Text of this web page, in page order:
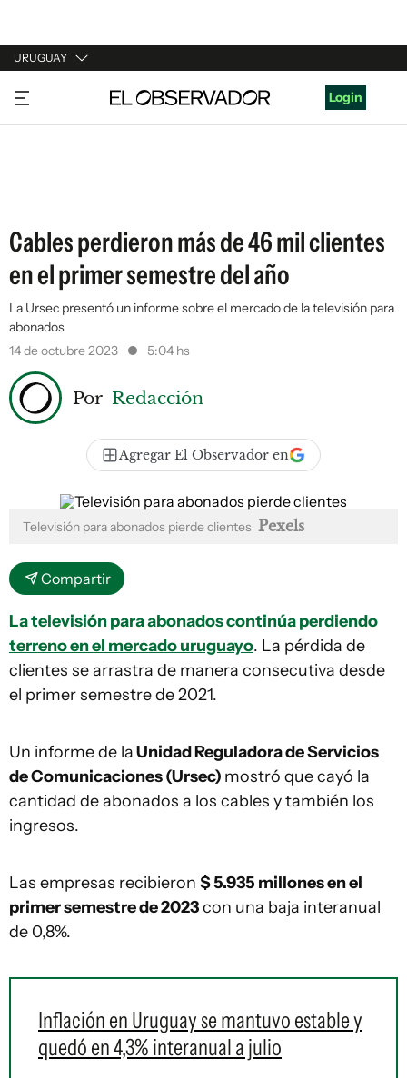
URUGUAY
URUGUAY
ARGENTINA
Login
Cables perdieron más de 46 mil clientes
en el primer semestre del año
La Ursec presentó un informe sobre el mercado de la televisión para
abonados
14 de octubre 2023
5:04 hs
Por Redacción
Agregar El Observador en
Televisión para abonados pierde clientes Pexels
Compartir
La televisión para abonados continúa perdiendo
terreno en el mercado uruguayo. La pérdida de
clientes se arrastra de manera consecutiva desde
el primer semestre de 2021.
Un informe de laUnidad Reguladora de Servicios
de Comunicaciones (Ursec) mostró que cayó la
cantidad de abonados a los cables y también los
ingresos.
Las empresas recibieron $ 5.935 millones en el
primer semestre de 2023con una baja interanual
de 0,8%.
Inflación en Uruguay se mantuvo estable y
quedó en 4,3% interanual a julio